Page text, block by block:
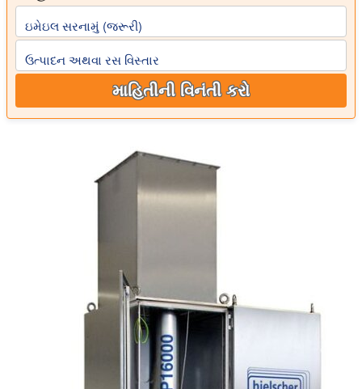
ઇમેઇલ સરનામું (જરૂરી)
ઉત્પાદન અથવા રસ વિસ્તાર
માહિતીની વિનંતી કરો